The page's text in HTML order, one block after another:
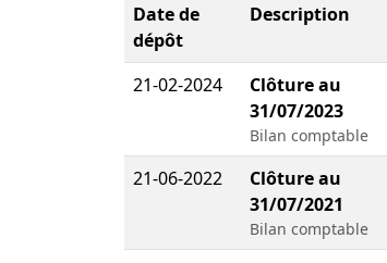
Date de
dépôt
Description
21-02-2024
Clôture au
31/07/2023
Bilan comptable
21-06-2022
Clôture au
31/07/2021
Bilan comptable